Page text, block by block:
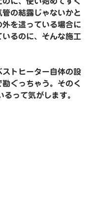
の結露じゃないかと
を這っている場合に
るのに、そんな施工
トヒーター自体の設
ぐっちゃう。そのく
って気がします。